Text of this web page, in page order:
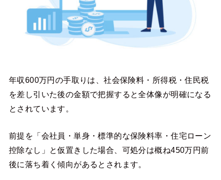
年収600万円の手取りは、社会保険料・所得税・住民税
を差し引いた後の金額で把握すると全体像が明確になる
とされています。
前提を「会社員・単身・標準的な保険料率・住宅ローン
控除なし」と仮置きした場合、可処分は概ね450万円前
後に落ち着く傾向があるとされます。